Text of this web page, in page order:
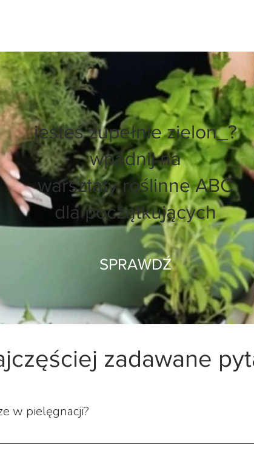
jesteś zupełnie zielon_?
wpadnij na
warsztaty roślinne ABC
dla początkujących
SPRAWDŹ
zadawane
w pielęgnacji?
wynika, że najłatwiejsze rośliny w uprawie to